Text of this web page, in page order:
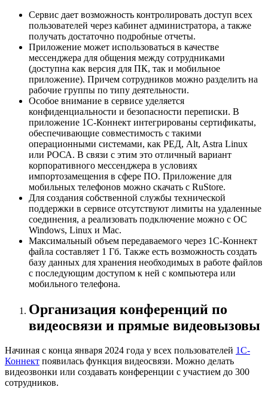
Сервис дает возможность контролировать доступ всех
пользователей через кабинет администратора, а также
получать достаточно подробные отчеты.
Приложение может использоваться в качестве
мессенджера для общения между сотрудниками
(доступна как версия для ПК, так и мобильное
приложение). Причем сотрудников можно разделить на
рабочие группы по типу деятельности.
Особое внимание в сервисе уделяется
конфиденциальности и безопасности переписки. В
приложение 1С-Коннект интегрированы сертификаты,
обеспечивающие совместимость с такими
операционными системами, как РЕД, Alt, Astra Linux
или РОСА. В связи с этим это отличный вариант
корпоративного мессенджера в условиях
импортозамещения в сфере ПО. Приложение для
мобильных телефонов можно скачать с RuStore.
Для создания собственной службы технической
поддержки в сервисе отсутствуют лимиты на удаленные
соединения, а реализовать подключение можно с ОС
Windows, Linux и Mac.
Максимальный объем передаваемого через 1С-Коннект
файла составляет 1 Гб. Также есть возможность создать
базу данных для хранения необходимых в работе файлов
с последующим доступом к ней с компьютера или
мобильного телефона.
Организация конференций по
видеосвязи и прямые видеовызовы
Начиная с конца января 2024 года у всех пользователей 1С-
Коннект появилась функция видеосвязи. Можно делать
видеозвонки или создавать конференции с участием до 300
сотрудников.